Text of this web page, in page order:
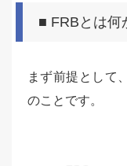
■ FRBとは何
まず前提として
のことです。